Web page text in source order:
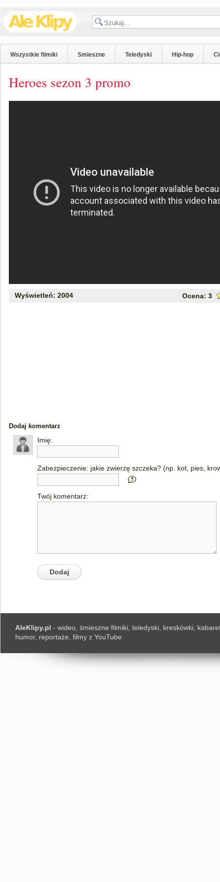
Wszystkie filmiki Smieszne Teledyski Hip-hop
Heroes sezon 3 promo
Wyświetleń: 2004 Ocena: 3
Dodaj komentarz
Imię:
Zabezpieczenie: jakie zwierzę szczeka? (np. kot, pies,
Twój komentarz:
AleKlipy.pl - wideo, śmieszne filmiki, teledyski, kreskówki,
humor, reportaże, filmy z YouTube